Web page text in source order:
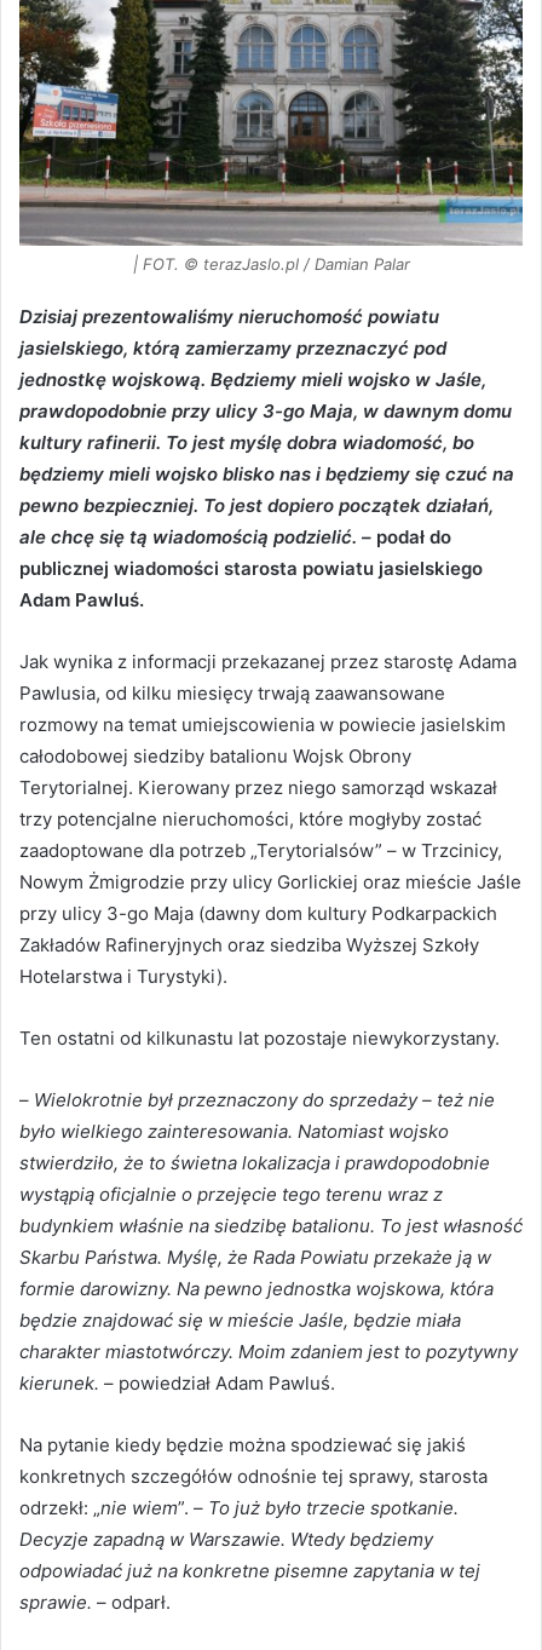
| FOT. © terazJaslo.pl / Damian Palar
Dzisiaj prezentowaliśmy nieruchomość powiatu
jasielskiego, którą zamierzamy przeznaczyć pod
jednostkę wojskową. Będziemy mieli wojsko w Jaśle,
prawdopodobnie przy ulicy 3-go Maja, w dawnym domu
kultury rafinerii. To jest myślę dobra wiadomość, bo
będziemy mieli wojsko blisko nas i będziemy się czuć na
pewno bezpieczniej. To jest dopiero początek działań,
ale chcę się tą wiadomością podzielić. – podał do
publicznej wiadomości starosta powiatu jasielskiego
Adam Pawluś.
Jak wynika z informacji przekazanej przez starostę Adama
Pawlusia, od kilku miesięcy trwają zaawansowane
rozmowy na temat umiejscowienia w powiecie jasielskim
całodobowej siedziby batalionu Wojsk Obrony
Terytorialnej. Kierowany przez niego samorząd wskazał
trzy potencjalne nieruchomości, które mogłyby zostać
zaadoptowane dla potrzeb „Terytorialsów” – w Trzcinicy,
Nowym Żmigrodzie przy ulicy Gorlickiej oraz mieście Jaśle
przy ulicy 3-go Maja (dawny dom kultury Podkarpackich
Zakładów Rafineryjnych oraz siedziba Wyższej Szkoły
Hotelarstwa i Turystyki).
Ten ostatni od kilkunastu lat pozostaje niewykorzystany.
– Wielokrotnie był przeznaczony do sprzedaży – też nie
było wielkiego zainteresowania. Natomiast wojsko
stwierdziło, że to świetna lokalizacja i prawdopodobnie
wystąpią oficjalnie o przejęcie tego terenu wraz z
budynkiem właśnie na siedzibę batalionu. To jest własność
Skarbu Państwa. Myślę, że Rada Powiatu przekaże ją w
formie darowizny. Na pewno jednostka wojskowa, która
będzie znajdować się w mieście Jaśle, będzie miała
charakter miastotwórczy. Moim zdaniem jest to pozytywny
kierunek. – powiedział Adam Pawluś.
Na pytanie kiedy będzie można spodziewać się jakiś
konkretnych szczegółów odnośnie tej sprawy, starosta
odrzekł: „nie wiem”. – To już było trzecie spotkanie.
Decyzje zapadną w Warszawie. Wtedy będziemy
odpowiadać już na konkretne pisemne zapytania w tej
sprawie. – odparł.